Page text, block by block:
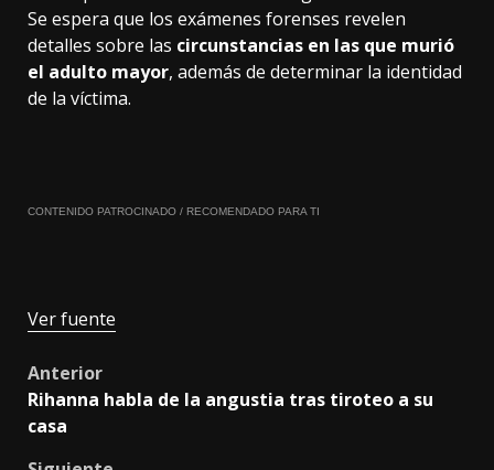
Se espera que los exámenes forenses revelen
detalles sobre las circunstancias en las que murió
el adulto mayor, además de determinar la identidad
de la víctima.
CONTENIDO PATROCINADO / RECOMENDADO PARA TI
Ver fuente
Post
navigation
Anterior
Rihanna habla de la angustia tras tiroteo a su
casa